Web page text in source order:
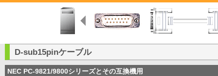
D-sub15pinケーブル
NEC PC-9821/9800シリーズとその互換機用